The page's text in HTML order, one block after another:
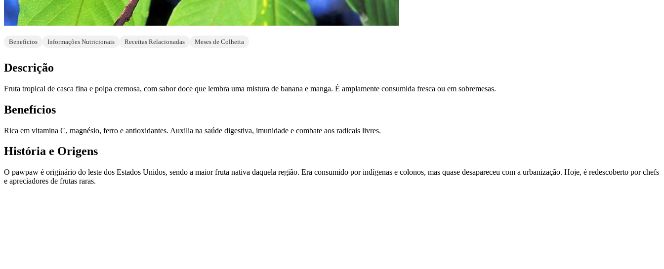
Benefícios Informações Nutricionais Receitas Relacionadas Meses de Colheita
Descrição
Fruta tropical de casca fina e polpa cremosa, com sabor doce que lembra uma mistura de banana e manga. É amplamente consumida fresca ou em sobremesas.
Benefícios
Rica em vitamina C, magnésio, ferro e antioxidantes. Auxilia na saúde digestiva, imunidade e combate aos radicais livres.
História e Origens
O pawpaw é originário do leste dos Estados Unidos, sendo a maior fruta nativa daquela região. Era consumido por indígenas e colonos, mas quase desapareceu com a urbanização. Hoje, é redescoberto por chefs
e apreciadores de frutas raras.